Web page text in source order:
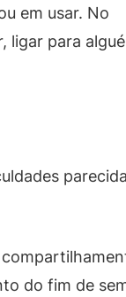
em usar. No
ligar para
do fim de